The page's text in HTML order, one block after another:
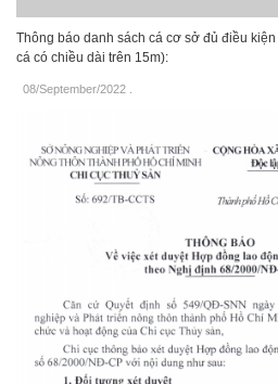
Thông báo danh sách cá cơ sở đủ điều
cá có chiều dài trên 15m):
08/September/2022